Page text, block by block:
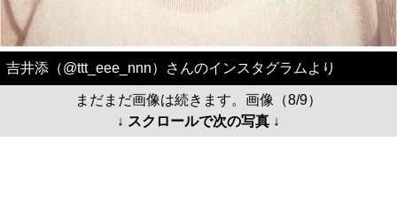
吉井添（@ttt_eee_nnn）さんのインスタグラムより
まだまだ画像は続きます。画像（8/9）
↓ スクロールで次の写真 ↓